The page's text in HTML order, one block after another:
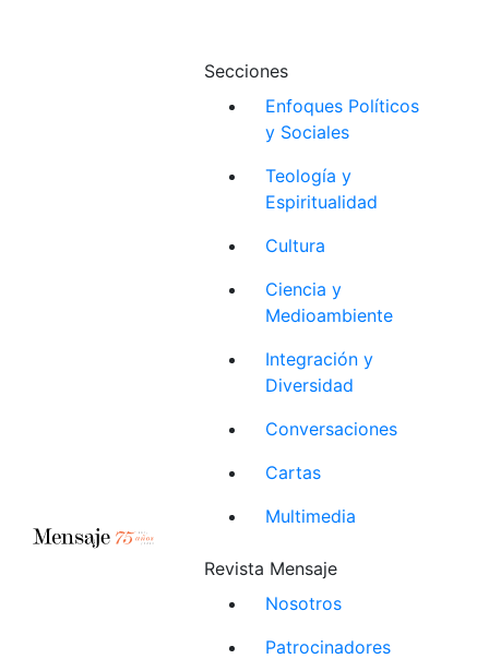
Secciones
Enfoques Políticos
y Sociales
Teología y
Espiritualidad
Cultura
Ciencia y
Medioambiente
Integración y
Diversidad
Conversaciones
Cartas
Multimedia
Revista Mensaje
Nosotros
Patrocinadores